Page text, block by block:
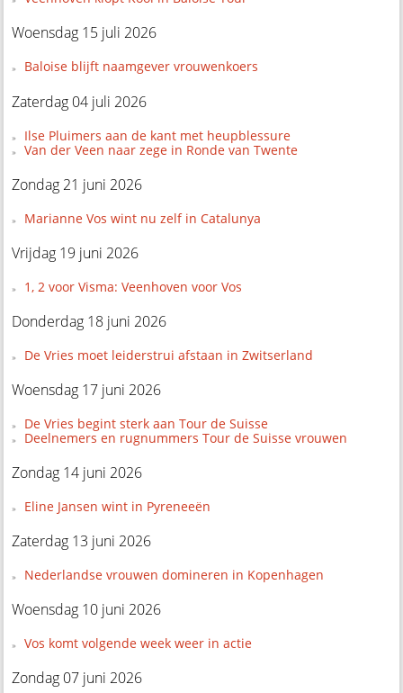
Woensdag 15 juli 2026
Baloise blijft naamgever vrouwenkoers
Zaterdag 04 juli 2026
Ilse Pluimers aan de kant met heupblessure
Van der Veen naar zege in Ronde van Twente
Zondag 21 juni 2026
Marianne Vos wint nu zelf in Catalunya
Vrijdag 19 juni 2026
1, 2 voor Visma: Veenhoven voor Vos
Donderdag 18 juni 2026
De Vries moet leiderstrui afstaan in Zwitserland
Woensdag 17 juni 2026
De Vries begint sterk aan Tour de Suisse
Deelnemers en rugnummers Tour de Suisse vrouwen
Zondag 14 juni 2026
Eline Jansen wint in Pyreneeën
Zaterdag 13 juni 2026
Nederlandse vrouwen domineren in Kopenhagen
Woensdag 10 juni 2026
Vos komt volgende week weer in actie
Zondag 07 juni 2026